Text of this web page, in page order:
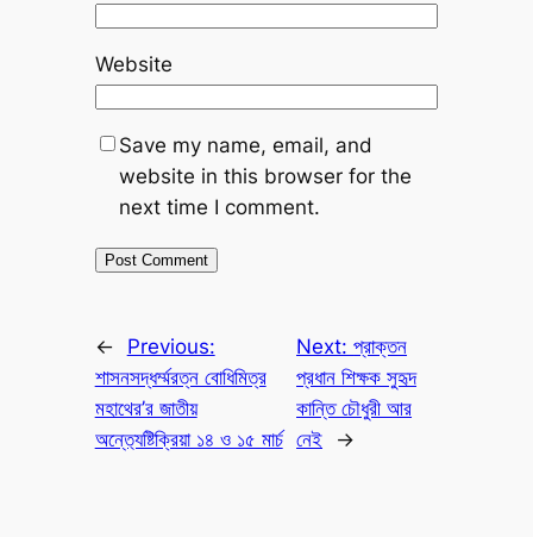
Website
Save my name, email, and
website in this browser for the
next time I comment.
←
Previous:
শাসনসদ্ধর্ম্মরত্ন বোধিমিত্র
মহাথের’র জাতীয়
অন্ত‍্যেষ্টিক্রিয়া ১৪ ও ১৫ মার্চ
Next:প্রাক্তন
প্রধান শিক্ষক সুহৃদ
কান্তি চৌধুরী আর
নেই
→